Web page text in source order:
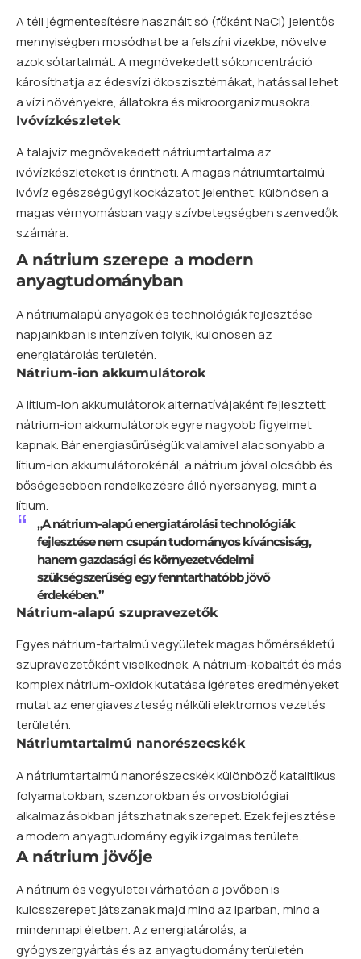
A téli jégmentesítésre használt só (főként NaCl) jelentős
mennyiségben mosódhat be a felszíni vizekbe, növelve
azok sótartalmát. A megnövekedett sókoncentráció
károsíthatja az édesvízi ökoszisztémákat, hatással lehet
a vízi növényekre, állatokra és mikroorganizmusokra.
Ivóvízkészletek
A talajvíz megnövekedett nátriumtartalma az
ivóvízkészleteket is érintheti. A magas nátriumtartalmú
ivóvíz egészségügyi kockázatot jelenthet, különösen a
magas vérnyomásban vagy szívbetegségben szenvedők
számára.
A nátrium szerepe a modern
anyagtudományban
A nátriumalapú anyagok és technológiák fejlesztése
napjainkban is intenzíven folyik, különösen az
energiatárolás területén.
Nátrium-ion akkumulátorok
Alítium-ion akkumulátorok alternatívájaként fejlesztett
nátrium-ion akkumulátorok egyre nagyobb figyelmet
kapnak. Bár energiasűrűségük valamivel alacsonyabb a
lítium-ion akkumulátorokénál, a nátrium jóval olcsóbb és
bőségesebben rendelkezésre álló nyersanyag, mint a
lítium.
„A nátrium-alapú energiatárolási technológiák
fejlesztése nem csupán tudományos kíváncsiság,
hanem gazdasági és környezetvédelmi
szükségszerűség egy fenntarthatóbb jövő
érdekében.”
Nátrium-alapú szupravezetők
Egyes nátrium-tartalmú vegyületek magas hőmérsékletű
szupravezetőként viselkednek. A nátrium-kobaltát és más
komplex nátrium-oxidok kutatása ígéretes eredményeket
mutat az energiaveszteség nélküli elektromos vezetés
területén.
Nátriumtartalmú nanorészecskék
A nátriumtartalmú nanorészecskék különböző katalitikus
folyamatokban, szenzorokban és orvosbiológiai
alkalmazásokban játszhatnak szerepet. Ezek fejlesztése
a modern anyagtudomány egyik izgalmas területe.
A nátrium jövője
A nátrium és vegyületei várhatóan a jövőben is
kulcsszerepet játszanak majd mind az iparban, mind a
mindennapi életben. Az energiatárolás, a
gyógyszergyártás és az anyagtudomány területén